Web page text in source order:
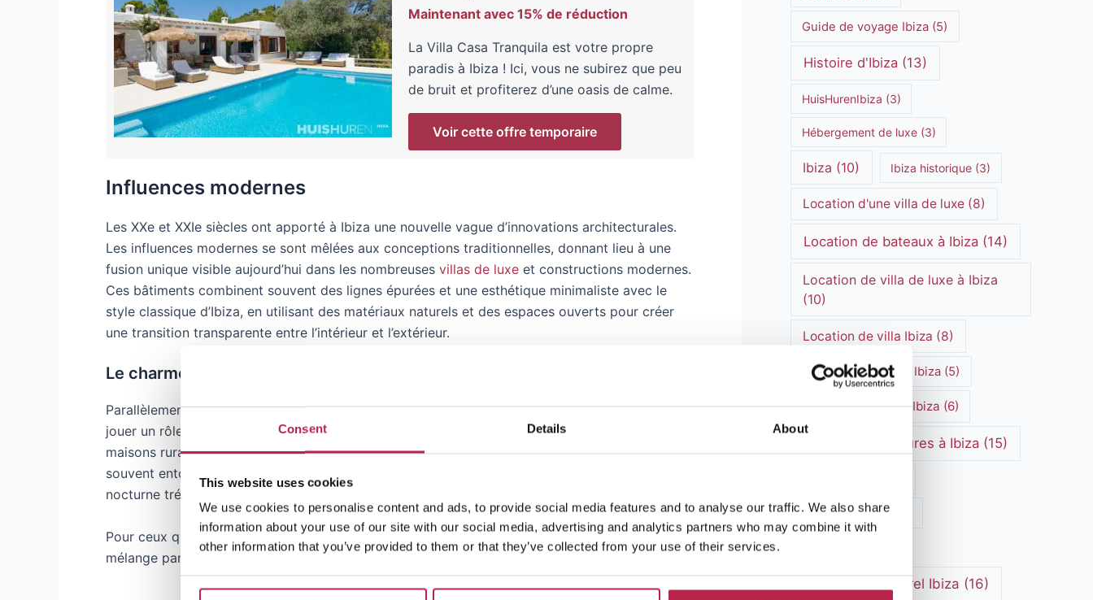
Consent Details About
This website uses cookies
We use cookies to personalise content and ads, to provide social media features and to analyse our traffic. We also share
information about your use of our site with our social media, advertising and analytics partners who may combine it with
other information that you’ve provided to them or that they’ve collected from your use of their services.
Maintenant avec 15% de réduction
La Villa Casa Tranquila est votre propre
paradis à Ibiza ! Ici, vous ne subirez que peu
de bruit et profiterez d’une oasis de calme.
Voir cette offre temporaire
Influences modernes
Les XXe et XXIe siècles ont apporté à Ibiza une nouvelle vague d’innovations architecturales.
Les influences modernes se sont mêlées aux conceptions traditionnelles, donnant lieu à une
fusion unique visible aujourd’hui dans les nombreuses villas de luxe et constructions modernes.
Ces bâtiments combinent souvent des lignes épurées et une esthétique minimaliste avec le
style classique d’Ibiza, en utilisant des matériaux naturels et des espaces ouverts pour créer
une transition transparente entre l’intérieur et l’extérieur.
Le charme de la campagne
Parallèlement aux développements modernes, l’architecture traditionnelle d’Ibiza continue de
jouer un rôle important. Dans la campagne, on trouve encore d’authentiques « fincas », des
maisons rurales qui témoignent silencieusement du passé agricole de l’île. Ces maisons,
souvent entourées de jardins luxuriants et de vergers, offrent un contrepoint rustique à la vie
nocturne trépidante qui caractérise Ibiza.
Pour ceux qui souhaitent découvrir la véritable Ibiza, ces villas avec piscine privéeoffrent un
mélange parfait de charme traditionnel et de luxe moderne.
Guide de voyage Ibiza (5)
Histoire d'Ibiza (13)
HuisHurenIbiza (3)
Hébergement de luxe(3)
Ibiza (10) Ibiza historique (3)
Location d'une villa de luxe (8)
Location de bateaux à Ibiza (14)
Location de villa de luxe à Ibiza
(10)
Location de villa Ibiza (8)
Location de villas à Ibiza (5)
Location de villa à Ibiza (6)
Location de voitures à Ibiza (15)
Marchés hippies
patrimoine culturel Ibiza (16)